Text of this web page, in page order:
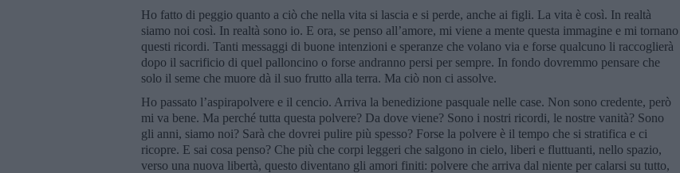
Ho fatto di peggio quanto a ciò che nella vita si lascia e si perde, anche ai figli. La vita è così. In realtà
siamo noi così. In realtà sono io. E ora, se penso all’amore, mi viene a mente questa immagine e mi tornano
questi ricordi. Tanti messaggi di buone intenzioni e speranze che volano via e forse qualcuno li raccoglierà
dopo il sacrificio di quel palloncino o forse andranno persi per sempre. In fondo dovremmo pensare che
solo il seme che muore dà il suo frutto alla terra. Ma ciò non ci assolve.
Ho passato l’aspirapolvere e il cencio. Arriva la benedizione pasquale nelle case. Non sono credente, però
mi va bene. Ma perché tutta questa polvere? Da dove viene? Sono i nostri ricordi, le nostre vanità? Sono
gli anni, siamo noi? Sarà che dovrei pulire più spesso? Forse la polvere è il tempo che si stratifica e ci
ricopre. E sai cosa penso? Che più che corpi leggeri che salgono in cielo, liberi e fluttuanti, nello spazio,
verso una nuova libertà, questo diventano gli amori finiti: polvere che arriva dal niente per calarsi su tutto,